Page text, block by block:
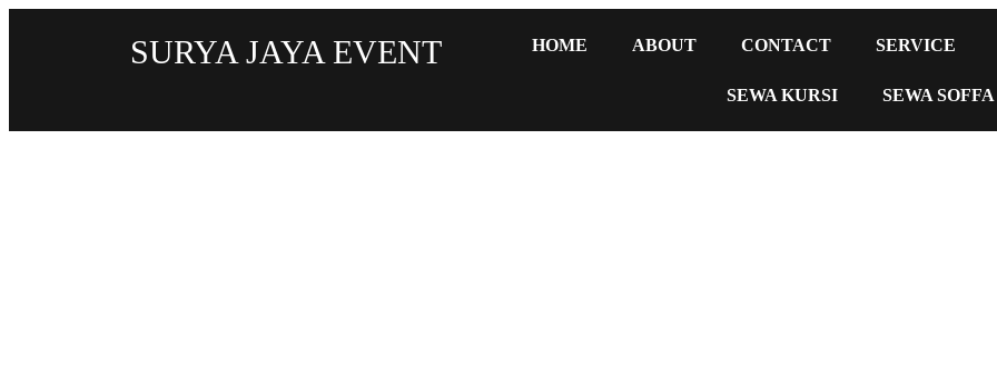
SURYA JAYA EVENT HOME ABOUT CONTACT SERVICE
SEWA KURSI SEWA SOFFA